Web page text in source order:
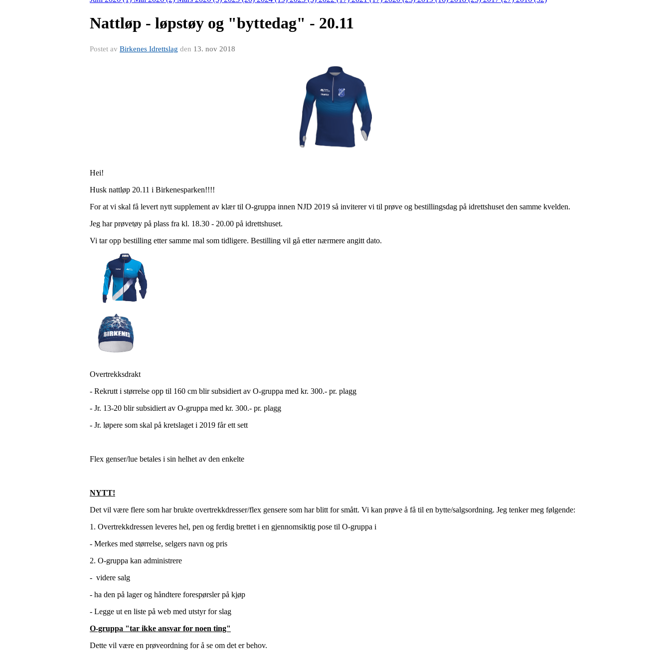
Nattløp - løpstøy og "byttedag" - 20.11
Postet av Birkenes Idrettslag den 13. nov 2018
Hei!
Husk nattløp 20.11 i Birkenesparken!!!!
For at vi skal få levert nytt supplement av klær til O-gruppa innen NJD 2019 så inviterer vi til prøve og bestillingsdag på idrettshuset den samme kvelden.
Jeg har prøvetøy på plass fra kl. 18.30 - 20.00 på idrettshuset.
Vi tar opp bestilling etter samme mal som tidligere. Bestilling vil gå etter nærmere angitt dato.
Overtrekksdrakt
- Rekrutt i størrelse opp til 160 cm blir subsidiert av O-gruppa med kr. 300.- pr. plagg
- Jr. 13-20 blir subsidiert av O-gruppa med kr. 300.- pr. plagg
- Jr. løpere som skal på kretslaget i 2019 får ett sett
Flex genser/lue betales i sin helhet av den enkelte
NYTT!
Det vil være flere som har brukte overtrekkdresser/flex gensere som har blitt for smått. Vi kan prøve å få til en bytte/salgsordning. Jeg tenker meg følgende:
1. Overtrekkdressen leveres hel, pen og ferdig brettet i en gjennomsiktig pose til O-gruppa i
- Merkes med størrelse, selgers navn og pris
2. O-gruppa kan administrere
- videre salg
- ha den på lager og håndtere forespørsler på kjøp
- Legge ut en liste på web med utstyr for slag
O-gruppa "tar ikke ansvar for noen ting"
Dette vil være en prøveordning for å se om det er behov.